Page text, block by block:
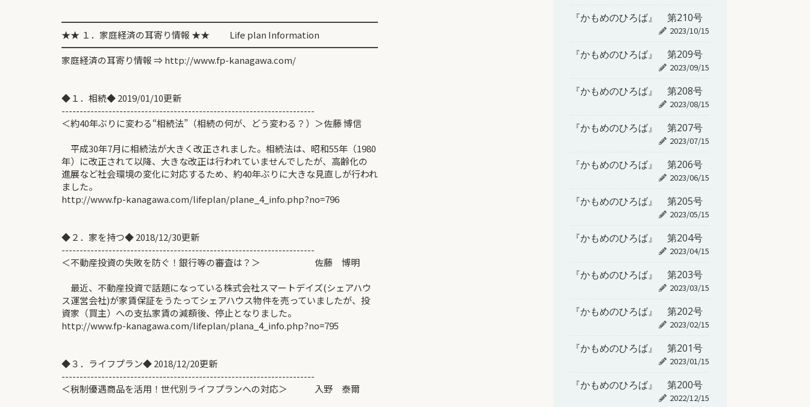
━━━━━━━━━━━━━━━━━━━━━━━━━━━━━━━━━━━
★★ １．家庭経済の耳寄り情報 ★★ Life plan Information
━━━━━━━━━━━━━━━━━━━━━━━━━━━━━━━━━━━
家庭経済の耳寄り情報 ⇒ http://www.fp-kanagawa.com/
◆１．相続◆ 2019/01/10更新
----------------------------------------------------------------------
＜約40年ぶりに変わる“相続法”（相続の何が、どう変わる？）＞佐藤 博信
平成30年7月に相続法が大きく改正されました。相続法は、昭和55年（1980
年）に改正されて以降、大きな改正は行われていませんでしたが、高齢化の
進展など社会環境の変化に対応するため、約40年ぶりに大きな見直しが行われ
ました。
http://www.fp-kanagawa.com/lifeplan/plane_4_info.php?no=796
◆２．家を持つ◆ 2018/12/30更新
----------------------------------------------------------------------
＜不動産投資の失敗を防ぐ！銀行等の審査は？＞ 佐藤 博明
最近、不動産投資で話題になっている株式会社スマートデイズ(シェアハウ
ス運営会社)が家賃保証をうたってシェアハウス物件を売っていましたが、投
資家（買主）への支払家賃の減額後、停止となりました。
http://www.fp-kanagawa.com/lifeplan/plana_4_info.php?no=795
◆３．ライフプラン◆ 2018/12/20更新
----------------------------------------------------------------------
＜税制優遇商品を活用！世代別ライフプランへの対応＞ 入野 泰爾
『かもめのひろば』 第210号
2023/10/15
『かもめのひろば』 第209号
2023/09/15
『かもめのひろば』 第208号
2023/08/15
『かもめのひろば』 第207号
2023/07/15
『かもめのひろば』 第206号
2023/06/15
『かもめのひろば』 第205号
2023/05/15
『かもめのひろば』 第204号
2023/04/15
『かもめのひろば』 第203号
2023/03/15
『かもめのひろば』 第202号
2023/02/15
『かもめのひろば』 第201号
2023/01/15
『かもめのひろば』 第200号
2022/12/15